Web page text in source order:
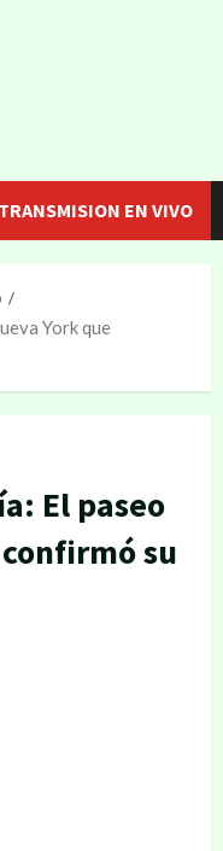
TRANSMISION EN VIVO
York que
El paseo
su